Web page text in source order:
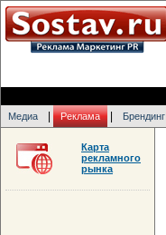
Медиа Реклама Брендинг
Карта
рекламного
рынка